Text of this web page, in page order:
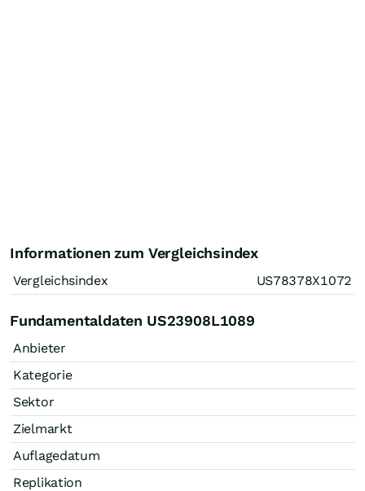
Informationen zum Vergleichsindex
Vergleichsindex US78378X1072
Fundamentaldaten US23908L1089
Anbieter
Kategorie
Sektor
Zielmarkt
Auflagedatum
Replikation